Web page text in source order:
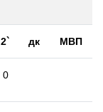
2` дк МВП
0